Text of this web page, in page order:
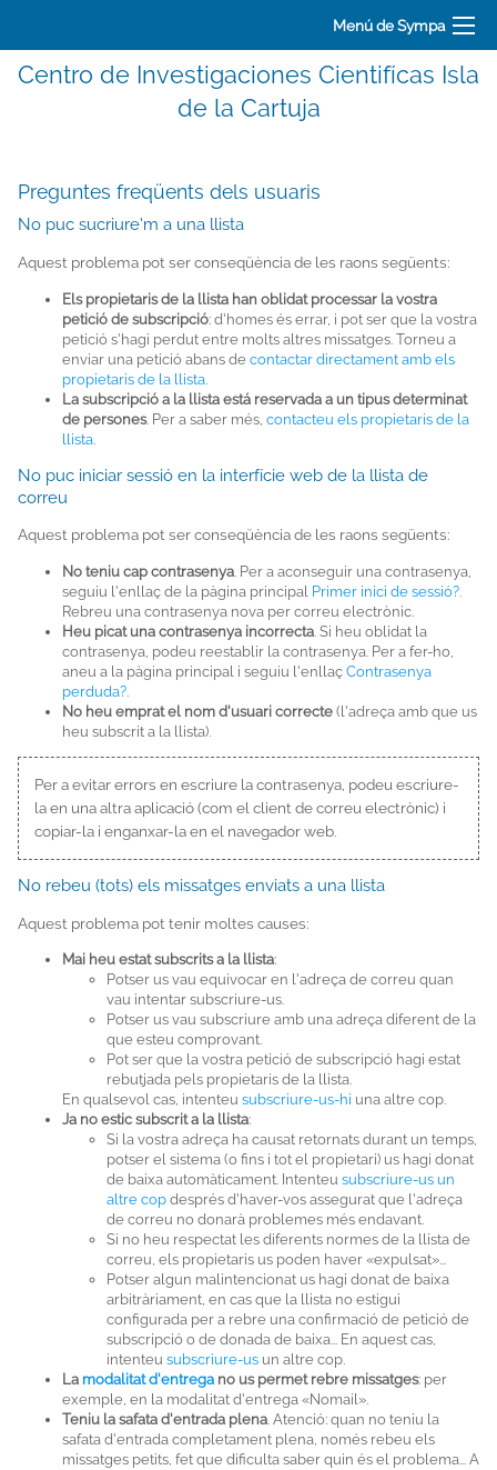
Menú de Sympa
Centro de Investigaciones Cientifícas Isla
de la Cartuja
Preguntes freqüents dels usuaris
No puc sucriure'm a una llista
Aquest problema pot ser conseqüència de les raons següents:
Els propietaris de la llista han oblidat processar la vostra
petició de subscripció: d'homes és errar, i pot ser que la vostra
petició s'hagi perdut entre molts altres missatges. Torneu a
enviar una petició abans de contactar directament amb els
propietaris de la llista
La subscripció a la llista está reservada a un tipus determinat
de persones. Per a saber més, contacteu els propietaris de la
llista
No puc iniciar sessió en la interfície web de la llista de
correu
Aquest problema pot ser conseqüència de les raons següents:
No teniu cap contrasenya . Per a aconseguir una contrasenya,
seguiu l'enllaç de la pàgina principal Primer inici de sessió?
Rebreu una contrasenya nova per correu electrònic.
Heu picat una contrasenya incorrecta . Si heu oblidat la
contrasenya, podeu reestablir la contrasenya. Per a fer-ho,
aneu a la pàgina principal i seguiu l'enllaç Contrasenya
perduda?
No heu emprat el nom d'usuari correcte (l'adreça amb que us
heu subscrit a la llista).
Per a evitar errors en escriure la contrasenya, podeu escriure-
la en una altra aplicació (com el client de correu electrònic) i
copiar-la i enganxar-la en el navegador web.
No rebeu (tots) els missatges enviats a una llista
Aquest problema pot tenir moltes causes:
Mai heu estat subscrits a la llista:
Potser us vau equivocar en l'adreça de correu quan
vau intentar subscriure-us.
Potser us vau subscriure amb una adreça diferent de la
que esteu comprovant.
Pot ser que la vostra petició de subscripció hagi estat
rebutjada pels propietaris de la llista.
En qualsevol cas, intenteu subscriure-us-hi una altre cop.
Ja no estic subscrit a la llista:
Si la vostra adreça ha causat retornats durant un temps,
potser el sistema (o fins i tot el propietari) us hagi donat
de baixa automàticament. Intenteu subscriure-us un
altre cop després d'haver-vos assegurat que l'adreça
de correu no donarà problemes més endavant.
Si no heu respectat les diferents normes de la llista de
correu, els propietaris us poden haver «expulsat»...
Potser algun malintencionat us hagi donat de baixa
arbitràriament, en cas que la llista no estigui
configurada per a rebre una confirmació de petició de
subscripció o de donada de baixa... En aquest cas,
intenteu subscriure-us un altre cop.
La modalitat d'entrega no us permet rebre missatges: per
exemple, en la modalitat d'entrega «Nomail».
Teniu la safata d'entrada plena. Atenció: quan no teniu la
safata d'entrada completament plena, només rebeu els
missatges petits, fet que dificulta saber quin és el problema... A